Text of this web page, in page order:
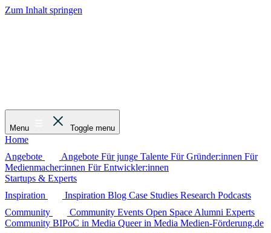
Zum Inhalt springen
Menu Toggle menu
Home
Angebote
Angebote Für junge Talente Für Gründer:innen Für
Medienmacher:innen Für Entwickler:innen
Startups & Experts
Inspiration
Inspiration Blog Case Studies Research Podcasts
Community
Community Events Open Space Alumni Experts
Community BIPoC in Media Queer in Media Medien-Förderung.de